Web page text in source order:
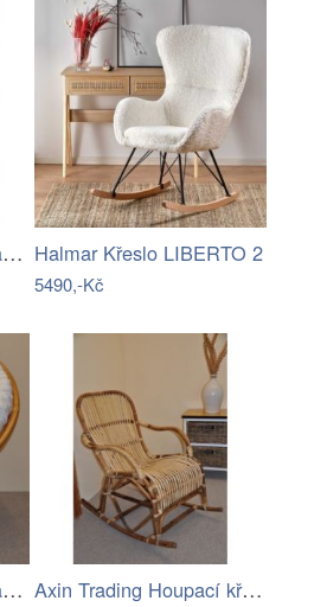
Axin Trading s.r.o. Ratanové houpací… Halmar Křeslo LIBERTO 2
5490,-Kč
Axin Trading s.r.o. Ratanový papasan… Axin Trading Houpací křeslo Klasik…